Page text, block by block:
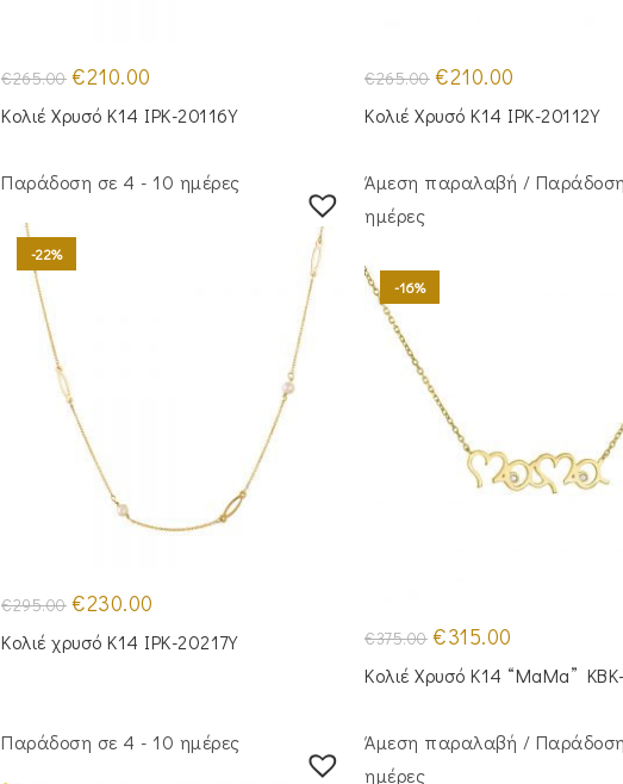
€265.00 Original
price
was:
€265.00.
€210.00
τιμή
είναι:
Κολιέ Χρυσό Κ14 IPK-20116Y
€265.00 Original
price
was:
€265.00.
€210.00
τιμή
είναι:
Κολιέ Χρυσό Κ14 IPK-20112Y
Παράδοση σε 4 - 10 ημέρες
-22%
€295.00 Original
price
was:
€295.00.
€230.00
τιμή
είναι:
Κολιέ χρυσό Κ14 IPK-20217Y
Άμεση παραλαβή /
ημέρες
-16%
€375.00 Original
price
was:
€375.00.
€315.00
τιμή
είναι:
Κολιέ Χρυσό Κ14 “MaMa”
Παράδοση σε 4 - 10 ημέρες
Άμεση παραλαβή /
ημέρες